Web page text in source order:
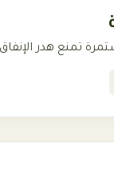
تمنع هدر